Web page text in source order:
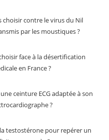
choisir contre le virus du Nil
par les moustiques ?
face à la désertification
en France ?
ceinture ECG adaptée à son
?
testostérone pour repérer un